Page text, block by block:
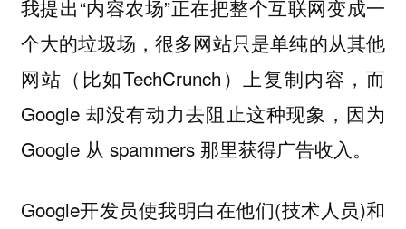
我提出“内容农场”正在把整个互联网变成一
个大的垃圾场，很多网站只是单纯的从其他
网站（比如TechCrunch）上复制内容，而
Google 却没有动力去阻止这种现象，因为
Google 从 spammers 那里获得广告收入。
Google开发员使我明白在他们(技术人员)和